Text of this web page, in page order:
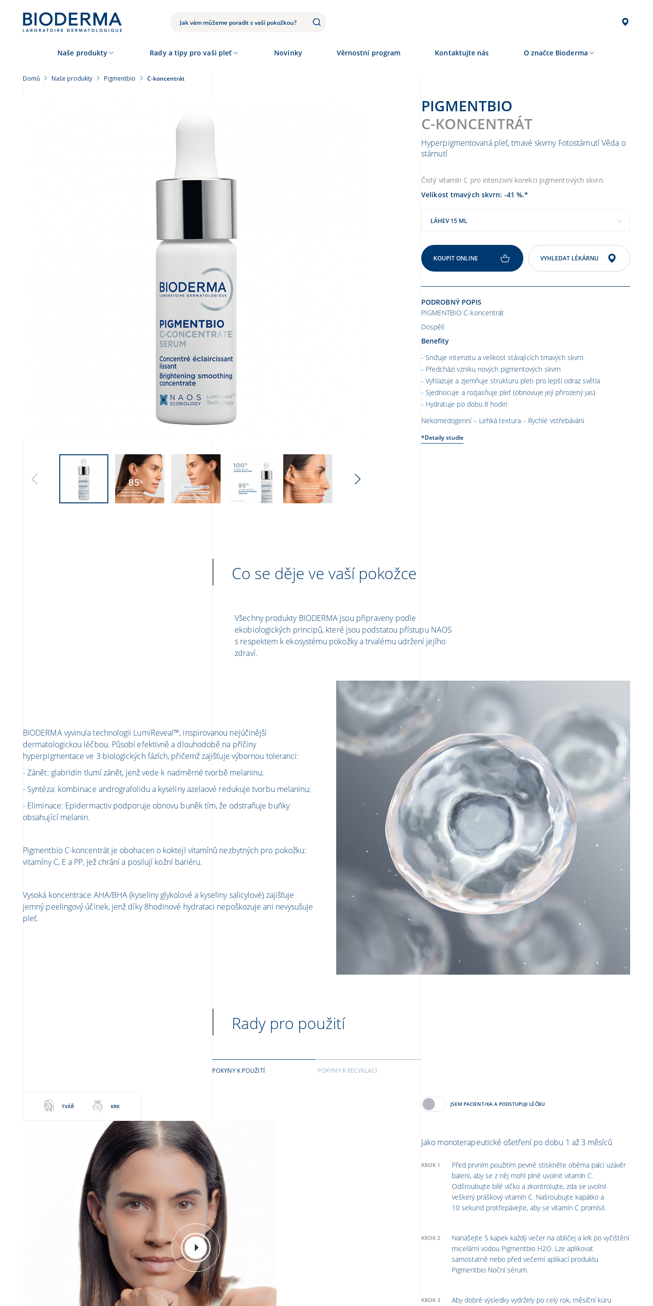
Naše produkty Rady a tipy pro vaši pleť Novinky Věrnostní program Kontaktujte nás O značce Bioderma
Domů Naše produkty Pigmentbio C-koncentrát
PIGMENTBIO
C-KONCENTRÁT
Hyperpigmentovaná pleť, tmavé skvrny FotostárnutíVěda o
stárnutí
Čistý vitamín C pro intenzivní korekci pigmentových skvrn.
Velikost tmavých skvrn: -41 %.*
LÁHEV 15 ML
KOUPIT ONLINE VYHLEDAT LÉKÁRNU
PODROBNÝ POPIS
PIGMENTBIO C-koncentrát
Dospělí
Benefity
Snižuje intenzitu a velikost stávajících tmavých skvrn
Předchází vzniku nových pigmentových skvrn
Vyhlazuje a zjemňuje strukturu pleti pro lepší odraz světla
Sjednocuje a rozjasňuje pleť (obnovuje její přirozený jas)
Hydratuje po dobu 8 hodin
Nekomedogenní – Lehká textura – Rychlé vstřebávání
*Detaily studie
Co se děje ve vaší pokožce
Všechny produkty BIODERMA jsou připraveny podle
ekobiologických principů, které jsou podstatou přístupu NAOS
s respektem k ekosystému pokožky a trvalému udržení jejího
zdraví.
BIODERMA vyvinula technologii LumiReveal™, inspirovanou nejúčinější
dermatologickou léčbou. Působí efektivně a dlouhodobě na příčiny
hyperpigmentace ve 3 biologických fázích, přičemž zajišťuje výbornou toleranci:
- Zánět: glabridin tlumí zánět, jenž vede k nadměrné tvorbě melaninu;
- Syntéza: kombinace andrografolidu a kyseliny azelaové redukuje tvorbu melaninu;
- Eliminace: Epidermactiv podporuje obnovu buněk tím, že odstraňuje buňky
obsahující melanin.
Pigmentbio C-koncentrát je obohacen o koktejl vitamínů nezbytných pro pokožku:
vitamíny C, E a PP, jež chrání a posilují kožní bariéru.
Vysoká koncentrace AHA/BHA (kyseliny glykolové a kyseliny salicylové) zajišťuje
jemný peelingový účinek, jenž díky 8hodinové hydrataci nepoškozuje ani nevysušuje
pleť.
Rady pro použití
POKYNY K POUŽITÍ POKYNY K RECYKLACI
TVÁŘ KRK JSEM PACIENT/KA A PODSTUPUJI LÉČBU
Jako monoterapeutické ošetření po dobu 1 až 3 měsíců
KROK 1
Před prvním použitím pevně stiskněte oběma palci uzávěr
balení, aby se z něj mohl plně uvolnit vitamín C.
Odšroubujte bílé vičko a zkontrolujte, zda se uvolnil
veškerý práškový vitamín C. Našroubujte kapátko a
10 sekund protřepávejte, aby se vitamín C promísil.
KROK 2
Nanášejte 5 kapek každý večer na obličej a krk po vyčištění
micelární vodou Pigmentbio H2O. Lze aplikovat
samostatně nebo před večerní aplikací produktu
Pigmentbio Noční sérum.
KROK 3 Aby dobré výsledky vydržely po celý rok, měsíční kúru